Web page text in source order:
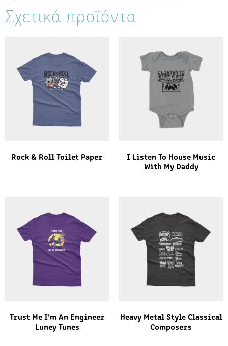
Σχετικά προϊόντα
Rock & Roll Toilet Paper
I Listen To House Music
With My Daddy
Trust Me I’m An Engineer
Luney Tunes
Heavy Metal Style Classical
Composers